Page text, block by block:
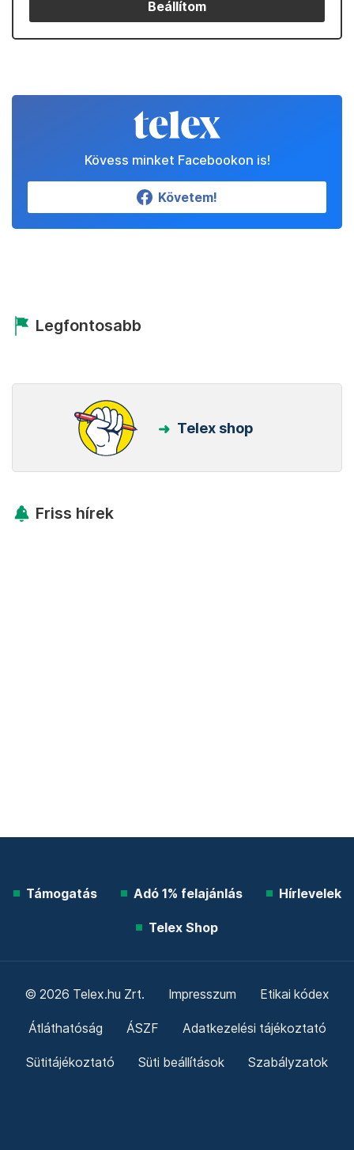
Beállítom
Kövess minket Facebookon is!
Követem!
Legfontosabb
Telex shop
Friss hírek
Támogatás Adó 1% felajánlás Hírlevelek
Telex Shop
© 2026 Telex.hu Zrt. Impresszum Etikai kódex
Átláthatóság ÁSZF Adatkezelési tájékoztató
Sütitájékoztató Süti beállítások Szabályzatok